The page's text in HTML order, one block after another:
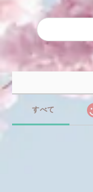
すべて